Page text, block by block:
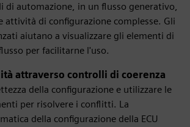
di automazione, in un flusso generativo,
attività di configurazione complesse. Gli
aiutano a visualizzare gli elementi di
per facilitarne l'uso.
attraverso controlli di coerenza
della configurazione e utilizzare le
per risolvere i conflitti. La
della configurazione della ECU